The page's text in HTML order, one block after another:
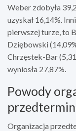
Weber zdobyła
uzyskał 16,14%.
pierwszej turze, to
Dziębowski
Chrzęstek-Bar
wyniosła 27,87%.
Powody
Organizacja